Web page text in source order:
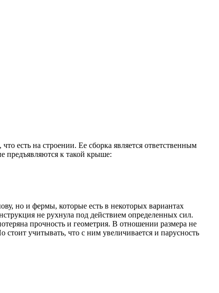
есть на строении. Ее сборка является ответственным
предъявляются к такой крыше:
но и фермы, которые есть в некоторых вариантах
не рухнула под действием определенных сил.
прочность и геометрия. В отношении размера не
учитывать, что с ним увеличивается и парусность